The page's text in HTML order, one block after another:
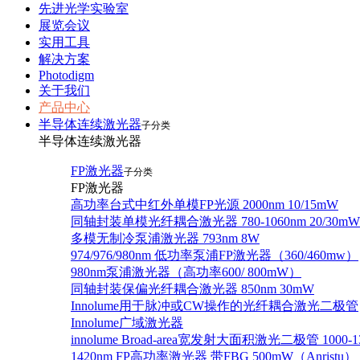
先进光学实验室
展览会议
实用工具
解决方案
Photodigm
关于我们
产品中心
半导体连续激光器子分类
半导体连续激光器
FP激光器子分类
FP激光器
高功率台式中红外单模FP光源 2000nm 10/15mW
同轴封装单模光纤耦合激光器 780-1060nm 20/30mW
多模无制冷泵浦激光器 793nm 8W
974/976/980nm 低功率泵浦FP激光器（360/460mw）
980nm泵浦激光器（高功率600/ 800mW）
同轴封装保偏光纤耦合激光器 850nm 30mW
Innolume用于脉冲或CW操作的光纤耦合激光二极管
Innolume广域激光器
innolume Broad-area宽发射大面积激光二极管 1000-
1420nm FP高功率激光器 带FBG 500mW（Anristu）